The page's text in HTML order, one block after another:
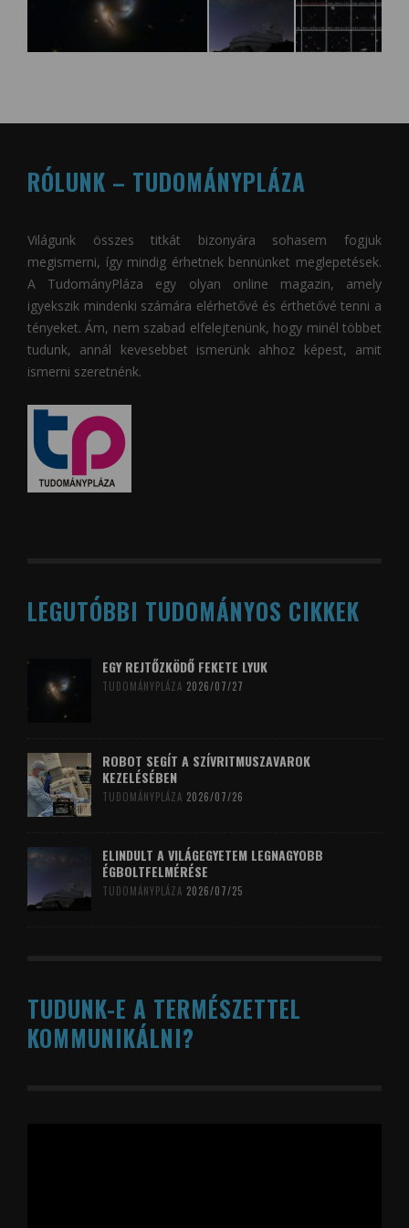
RÓLUNK – TUDOMÁNYPLÁZA
Világunk összes titkát bizonyára sohasem fogjuk
megismerni, így mindig érhetnek bennünket meglepetések.
A TudományPláza egy olyan online magazin, amely
igyekszik mindenki számára elérhetővé és érthetővé tenni a
tényeket. Ám, nem szabad elfelejtenünk, hogy minél többet
tudunk, annál kevesebbet ismerünk ahhoz képest, amit
ismerni szeretnénk.
LEGUTÓBBI TUDOMÁNYOS CIKKEK
EGY REJTŐZKÖDŐ FEKETE LYUK
TUDOMÁNYPLÁZA 2026/07/27
ROBOT SEGÍT A SZÍVRITMUSZAVAROK
KEZELÉSÉBEN
TUDOMÁNYPLÁZA 2026/07/26
ELINDULT A VILÁGEGYETEM LEGNAGYOBB
ÉGBOLTFELMÉRÉSE
TUDOMÁNYPLÁZA 2026/07/25
TUDUNK-E A TERMÉSZETTEL
KOMMUNIKÁLNI?